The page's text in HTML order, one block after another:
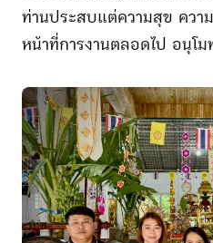
ท่านประสบแต่ความสุข ควา
หน้าที่การงานตลอดไป อนุโ